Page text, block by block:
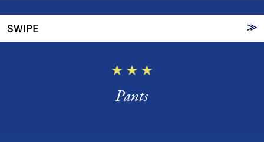
Pants
SWIPE ≫